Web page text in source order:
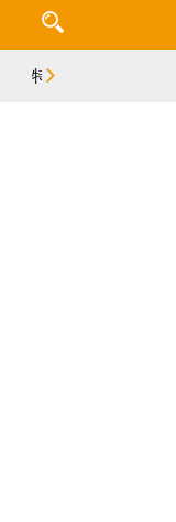
特集